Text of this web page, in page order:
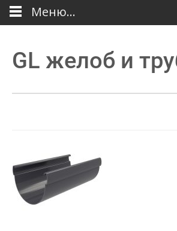
GL желоб и
Меню...